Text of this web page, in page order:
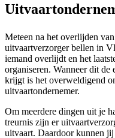
Meteen na het overlijden
uitvaartverzorger bellen in
iemand overlijdt en het
organiseren. Wanneer dit de
krijgt is het overweldigend
uitvaartondernemer.
Om meerdere dingen uit je
treurnis zijn er
uitvaart. Daardoor kunnen